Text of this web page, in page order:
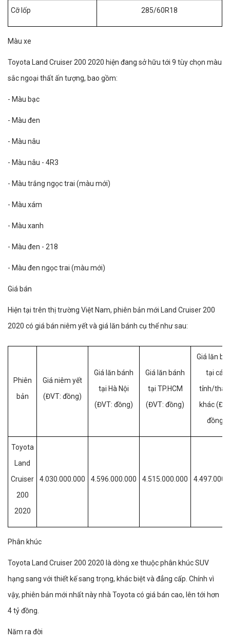
Cỡ lốp 285/60R18
Màu xe
Toyota Land Cruiser 200 2020 hiện đang sở hữu tới 9 tùy chọn màu
sắc ngoại thất ấn tượng, bao gồm:
- Màu bạc
- Màu đen
- Màu nâu
- Màu nâu - 4R3
- Màu trắng ngọc trai (màu mới)
- Màu xám
- Màu xanh
- Màu đen - 218
- Màu đen ngọc trai (màu mới)
Giá bán
Hiện tại trên thị trường Việt Nam, phiên bản mới Land Cruiser 200
2020 có giá bán niêm yết và giá lăn bánh cụ thể như sau:
Phiên
bản
Giá niêm yết
(ĐVT: đồng)
Giá lăn bánh
tại Hà Nội
(ĐVT: đồng)
Giá lăn bánh
tại TP.HCM
(ĐVT: đồng)
Giá lăn
tại các
tỉnh/
khác
đồng)
Toyota
Land
Cruiser
200
2020
4.030.000.000 4.596.000.000 4.515.000.000
Phân khúc
Toyota Land Cruiser 200 2020 là dòng xe thuộc phân khúc SUV
hạng sang với thiết kế sang trọng, khác biệt và đẳng cấp. Chính vì
vậy, phiên bản mới nhất này nhà Toyota có giá bán cao, lên tới hơn
4 tỷ đồng.
Năm ra đời